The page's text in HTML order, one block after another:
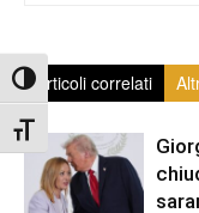
Attiva/disattiva alto
Attiva/disattiva
Articoli correlati